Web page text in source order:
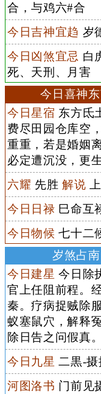
合，与鸡六#合
今日吉神宜趋 岁
今日凶煞宜忌 白
死、天刑、月害
今日喜神
今日星宿 东方氐
费尽田园仓库空
重重，若是婚姻
必定遭沉没，更
六耀 先胜解说
今日日禄 巳命互
今日物候 七十二
岁煞占
今日建星 今日除
官上任阻前程。
秦。疗病捉贼除
蚁塞鼠穴，解释
除日告之问假真。
今日九星 二黒-
河图洛书 门前见